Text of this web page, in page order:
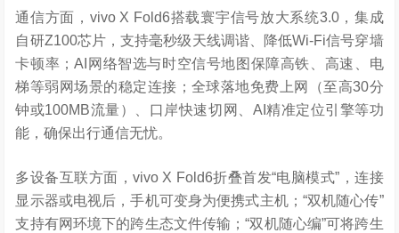
通信方面，vivo X Fold6搭载寰宇信号放大系统3.0，集成
自研Z100芯片，支持毫秒级天线调谐、降低Wi-Fi信号穿墙
卡顿率；AI网络智选与时空信号地图保障高铁、高速、电
梯等弱网场景的稳定连接；全球落地免费上网（至高30分
钟或100MB流量）、口岸快速切网、AI精准定位引擎等功
能，确保出行通信无忧。
多设备互联方面，vivo X Fold6折叠首发“电脑模式”，连接
显示器或电视后，手机可变身为便携式主机；“双机随心传”
支持有网环境下的跨生态文件传输；“双机随心编”可将跨生